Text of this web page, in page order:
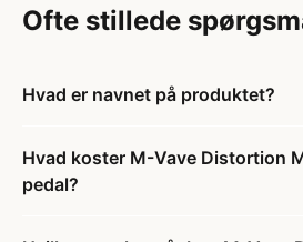
Ofte stillede
Hvad er navnet på produktet?
Hvad koster M-Vave Distortion
pedal?